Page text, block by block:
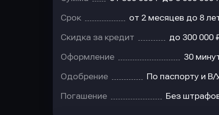
Срок от 2 месяцев до 8
Скидка за кредит до 300 000
Оформление 30
Одобрение По паспорту и В/
Погашение Без